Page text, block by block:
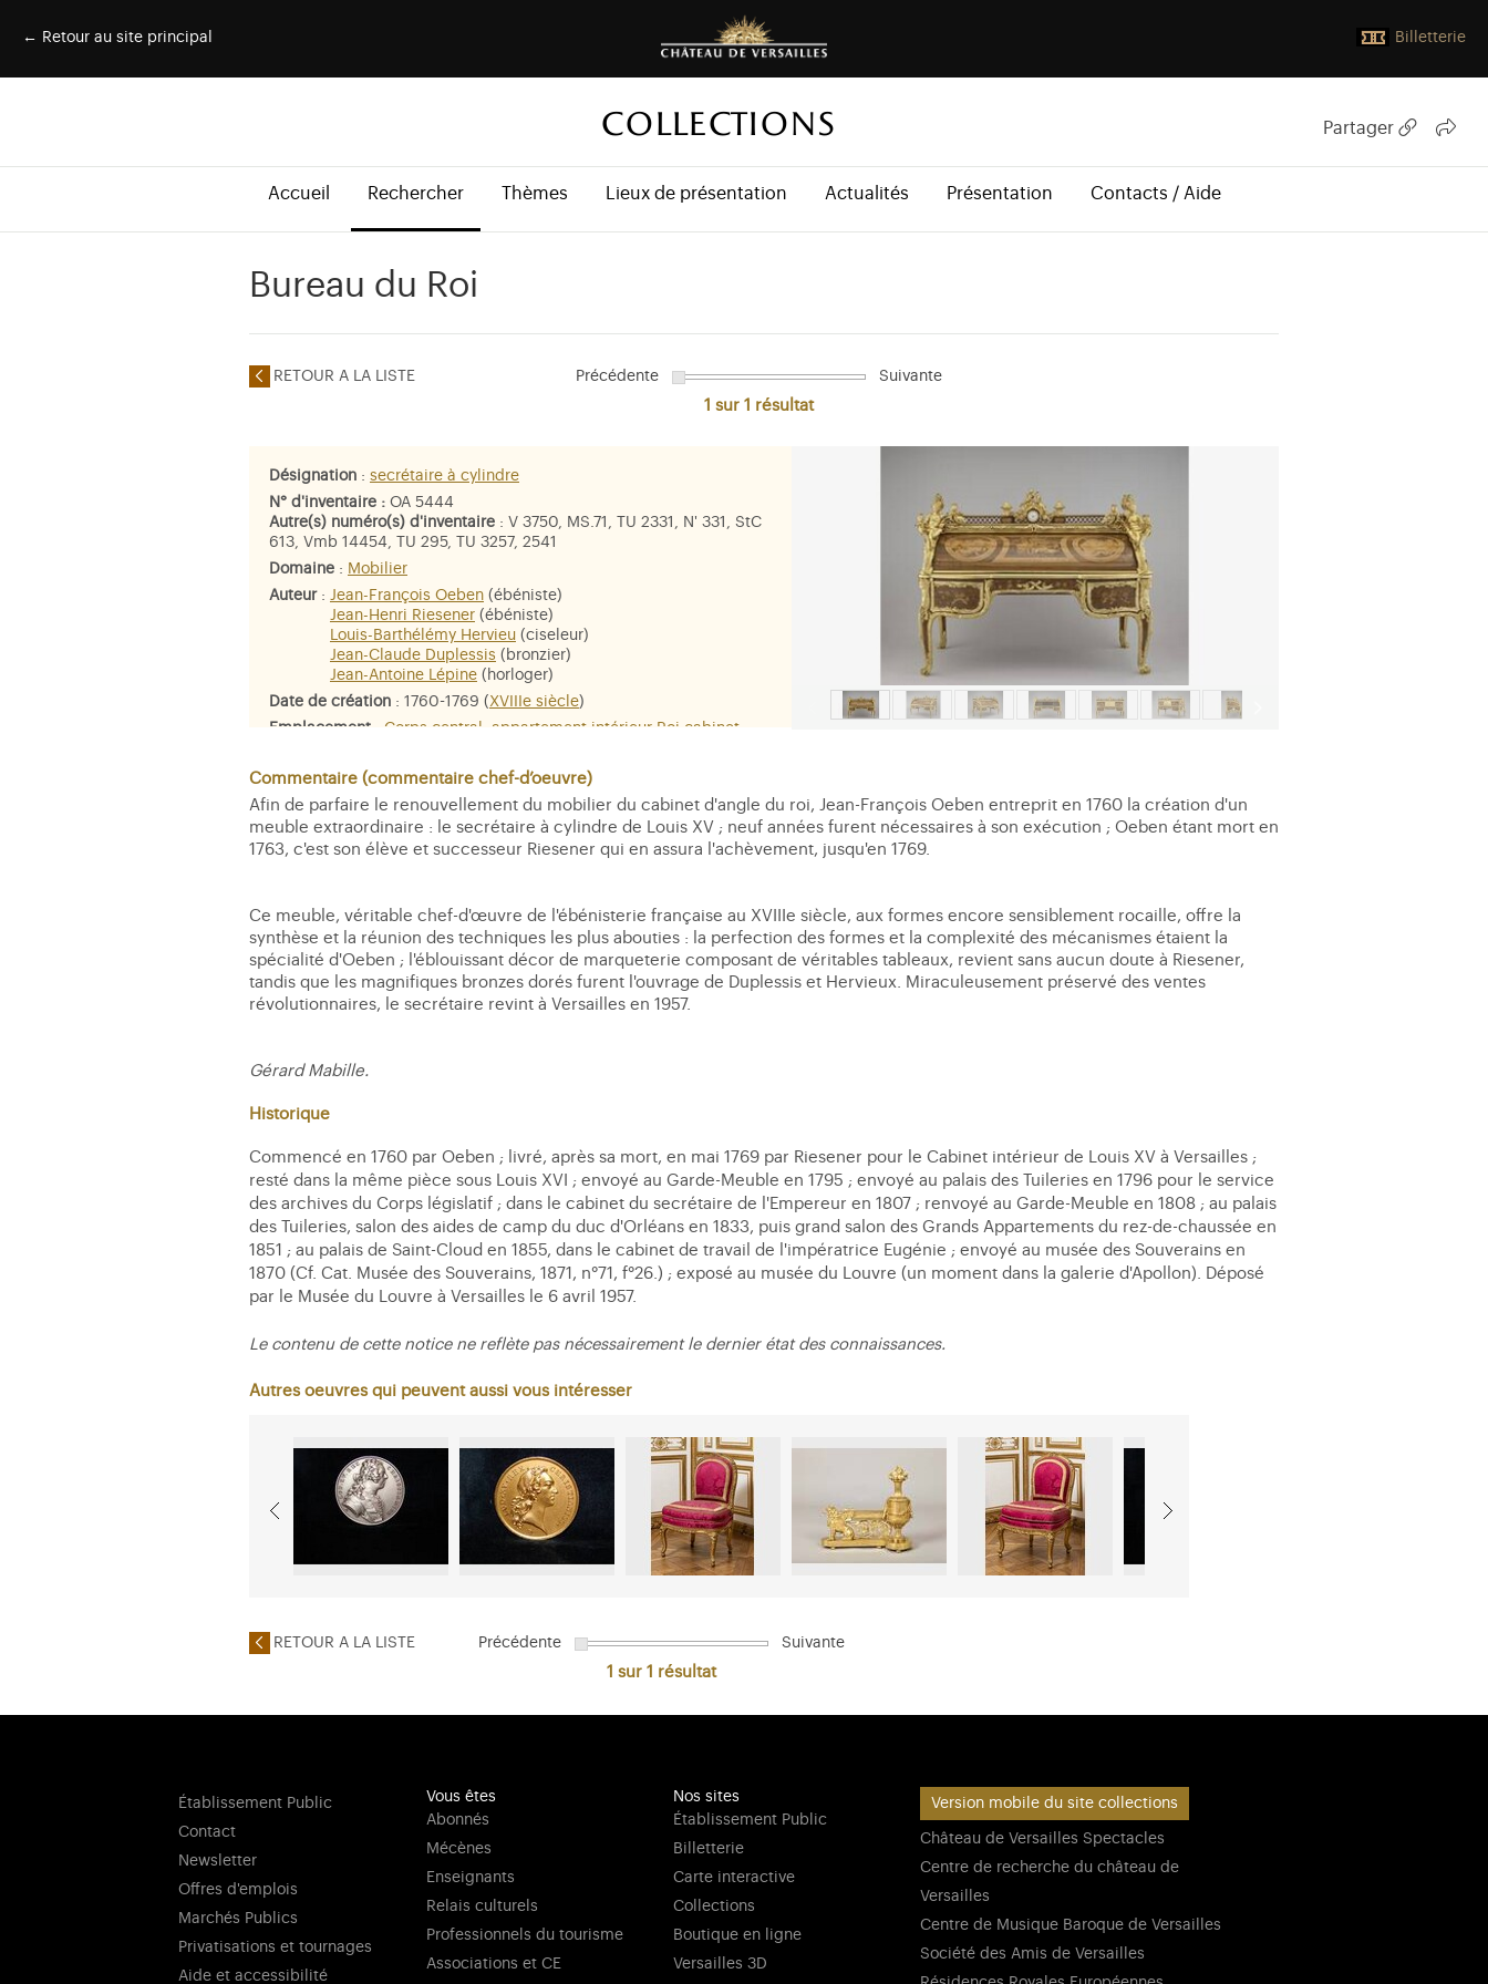
Billetterie
← Retour au site principal
COLLECTIONS Partager
Accueil Rechercher Thèmes Lieux de présentation Actualités Présentation Contacts / Aide
Bureau du Roi
RETOUR A LA LISTE Précédente Suivante
1 sur 1 résultat
Désignation : secrétaire à cylindre
N° d'inventaire : OA 5444
Autre(s) numéro(s) d'inventaire : V 3750, MS.71, TU 2331, N' 331, StC
613, Vmb 14454, TU 295, TU 3257, 2541
Domaine : Mobilier
Auteur: Jean-François Oeben (ébéniste)
Jean-Henri Riesener (ébéniste)
Louis-Barthélémy Hervieu (ciseleur)
Jean-Claude Duplessis (bronzier)
Jean-Antoine Lépine (horloger)
Date de création : 1760-1769 ( XVIIIe siècle)
Emplacement
Corps central, appartement intérieur Roi cabinet
Dimensions: H. 146 ; L. 190,8 ; Pr. 101 cm. Pds. 450 kgs
Matière et technique: Bâti : chêne. Placage : bois de rose, amarante
plus une vingtaine de bois exotiques et indigènes non identifiés.
Bronzes dorés ; cuir ; porcelaine de Sèvres ; émail ; verre.
Commentaire (commentaire chef-d’oeuvre)
Afin de parfaire le renouvellement du mobilier du cabinet d'angle du roi, Jean-François Oeben entreprit en 1760 la création d'un
meuble extraordinaire : le secrétaire à cylindre de Louis XV ; neuf années furent nécessaires à son exécution ; Oeben étant mort en
1763, c'est son élève et successeur Riesener qui en assura l'achèvement, jusqu'en 1769.
Ce meuble, véritable chef-d'œuvre de l'ébénisterie française au XVIIIe siècle, aux formes encore sensiblement rocaille, offre la
synthèse et la réunion des techniques les plus abouties : la perfection des formes et la complexité des mécanismes étaient la
spécialité d'Oeben ; l'éblouissant décor de marqueterie composant de véritables tableaux, revient sans aucun doute à Riesener,
tandis que les magnifiques bronzes dorés furent l'ouvrage de Duplessis et Hervieux. Miraculeusement préservé des ventes
révolutionnaires, le secrétaire revint à Versailles en 1957.
Gérard Mabille.
Historique
Commencé en 1760 par Oeben ; livré, après sa mort, en mai 1769 par Riesener pour le Cabinet intérieur de Louis XV à Versailles ;
resté dans la même pièce sous Louis XVI ; envoyé au Garde-Meuble en 1795 ; envoyé au palais des Tuileries en 1796 pour le service
des archives du Corps législatif ; dans le cabinet du secrétaire de l'Empereur en 1807 ; renvoyé au Garde-Meuble en 1808 ; au palais
des Tuileries, salon des aides de camp du duc d'Orléans en 1833, puis grand salon des Grands Appartements du rez-de-chaussée en
1851 ; au palais de Saint-Cloud en 1855, dans le cabinet de travail de l'impératrice Eugénie ; envoyé au musée des Souverains en
1870 (Cf. Cat. Musée des Souverains, 1871, n°71, f°26.) ; exposé au musée du Louvre (un moment dans la galerie d'Apollon). Déposé
par le Musée du Louvre à Versailles le 6 avril 1957.
Le contenu de cette notice ne reflète pas nécessairement le dernier état des connaissances.
Autres oeuvres qui peuvent aussi vous intéresser
RETOUR A LA LISTE Précédente Suivante
1 sur 1 résultat
Établissement Public
Contact
Newsletter
Offres d'emplois
Marchés Publics
Privatisations et tournages
Aide et accessibilité
Vous êtes
Abonnés
Mécènes
Enseignants
Relais culturels
Professionnels du tourisme
Associations et CE
Nos sites
Établissement Public
Billetterie
Carte interactive
Collections
Boutique en ligne
Versailles 3D
Version mobile du site collections
Château de Versailles Spectacles
Centre de recherche du château de
Versailles
Centre de Musique Baroque de Versailles
Société des Amis de Versailles